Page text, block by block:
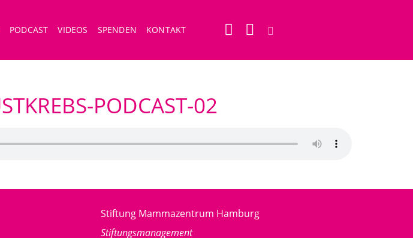
PODCAST VIDEOS SPENDEN KONTAKT
PODCAST-02
Stiftung Mammazentrum Hamburg
Stiftungsmanagement